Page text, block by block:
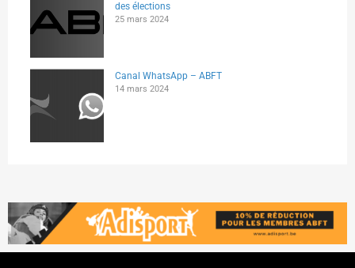
des élections
25 mars 2024
Canal WhatsApp – ABFT
14 mars 2024